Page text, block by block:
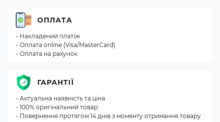
ОПЛАТА
- Накладений платіж
- Оплата online (Visa/MasterCard)
- Оплата на рахунок
ГАРАНТІЇ
- Актуальна наявність та ціна
- 100% оригінальний товар
- Повернення протягом 14 днів з моменту отримання товару